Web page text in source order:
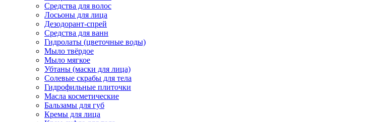
Средства для волос
Лосьоны для лица
Дезодорант-спрей
Средства для ванн
Гидролаты (цветочные воды)
Мыло твёрдое
Мыло мягкое
Убтаны (маски для лица)
Солевые скрабы для тела
Гидрофильные плиточки
Масла косметические
Бальзамы для губ
Кремы для лица